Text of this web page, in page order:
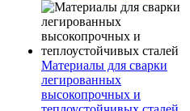
Материалы для сварки
легированных
высокопрочных и